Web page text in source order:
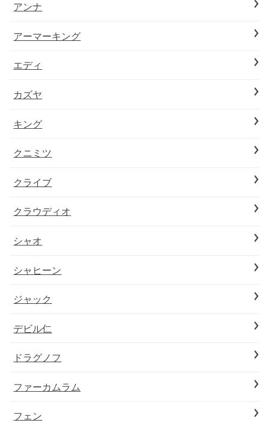
アンナ
アーマーキング
エディ
カズヤ
キング
クニミツ
クライブ
クラウディオ
シャオ
シャヒーン
ジャック
デビル仁
ドラグノフ
ファーカムラム
フェン